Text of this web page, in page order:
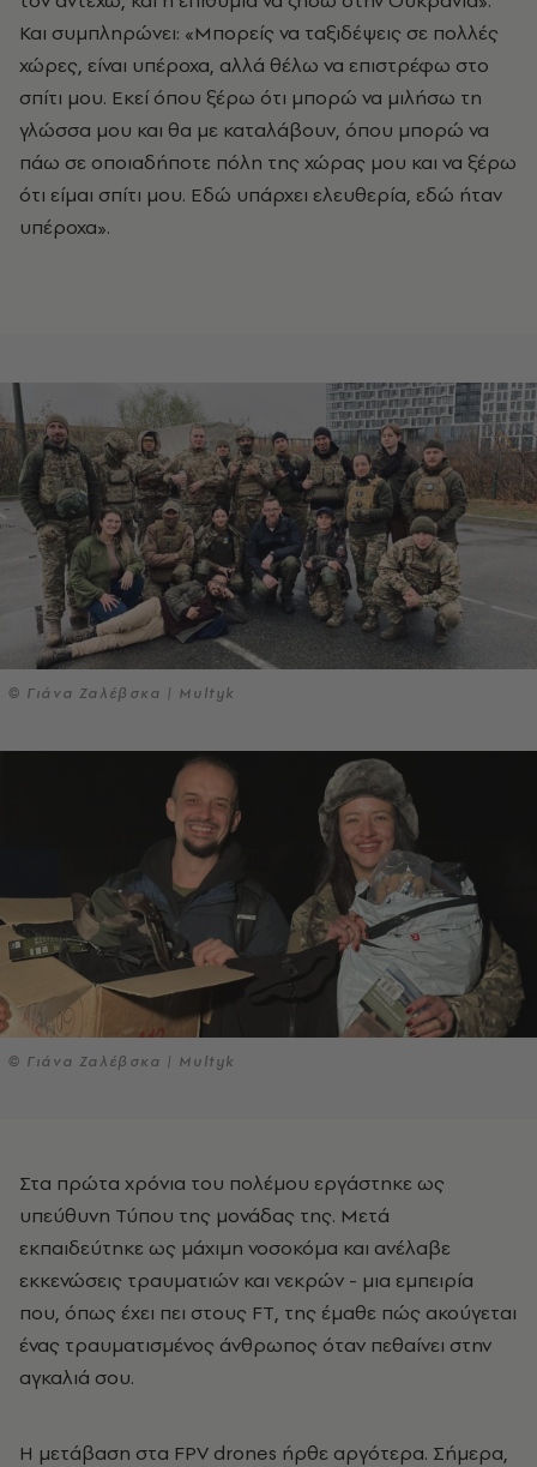
Και συμπληρώνει: «Μπορείς να ταξιδέψεις σε πολλές
χώρες, είναι υπέροχα, αλλά θέλω να επιστρέφω στο
σπίτι μου. Εκεί όπου ξέρω ότι μπορώ να μιλήσω τη
γλώσσα μου και θα με καταλάβουν, όπου μπορώ να
πάω σε οποιαδήποτε πόλη της χώρας μου και να ξέρω
ότι είμαι σπίτι μου. Εδώ υπάρχει ελευθερία, εδώ ήταν
υπέροχα».
© Γιάνα Ζαλέβσκα | Multyk
© Γιάνα Ζαλέβσκα | Multyk
Στα πρώτα χρόνια του πολέμου εργάστηκε ως
υπεύθυνη Τύπου της μονάδας της. Μετά
εκπαιδεύτηκε ως μάχιμη νοσοκόμα και ανέλαβε
εκκενώσεις τραυματιών και νεκρών - μια εμπειρία
που, όπως έχει πει στους FT, της έμαθε πώς ακούγεται
ένας τραυματισμένος άνθρωπος όταν πεθαίνει στην
αγκαλιά σου.
Η μετάβαση στα FPV drones ήρθε αργότερα. Σήμερα,